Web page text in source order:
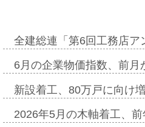
全建総連「第6回工務店
6月の企業物価指数、前
新設着工、80万戸に向け
2026年5月の木軸着工、